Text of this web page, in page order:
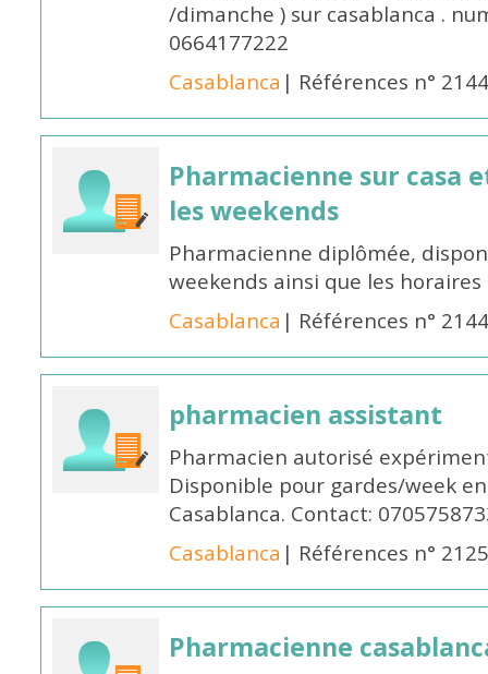
/dimanche ) sur casablanca .
0664177222
Casablanca | Références n°
Pharmacienne sur casa
les weekends
Pharmacienne diplômée,
weekends ainsi que les
Casablanca | Références n°
pharmacien assistant
Pharmacien autorisé
Disponible pour gardes/week
Casablanca. Contact:
Casablanca | Références n°
Pharmacienne